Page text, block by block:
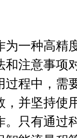
一种高精
和注意事项
过程中，需
，并坚持使
。只有通过